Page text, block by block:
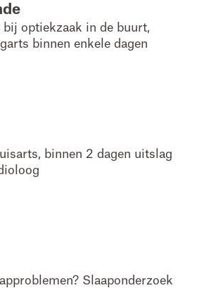
bij optiekzaak in de buurt,
binnen enkele dagen
binnen 2 dagen uitslag
Slaaponderzoek